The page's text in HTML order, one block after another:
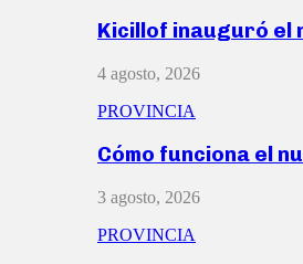
Kicillof inauguró el
4 agosto, 2026
PROVINCIA
Cómo funciona el
3 agosto, 2026
PROVINCIA